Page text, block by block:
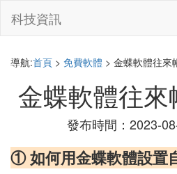
科技資訊
導航:首頁 > 免費軟體 > 金蝶軟體往來
金蝶軟體往
發布時間：2023-
① 如何用金蝶軟體設置